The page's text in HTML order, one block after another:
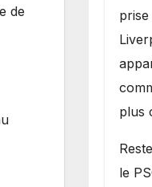
de
plus
le